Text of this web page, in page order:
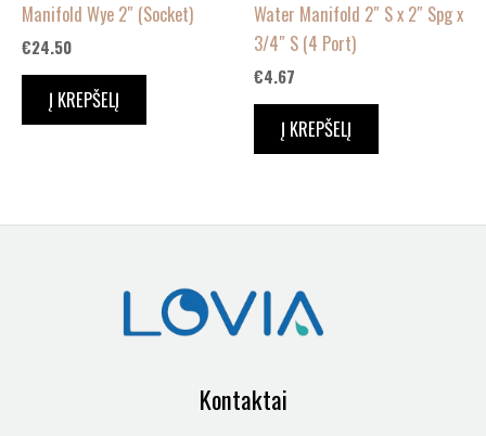
Manifold Wye 2″ (Socket)
€24.50
Į KREPŠELĮ
Water Manifold 2″ S x 2″ Spg x
3/4″ S (4 Port)
€4.67
Į KREPŠELĮ
Kontaktai